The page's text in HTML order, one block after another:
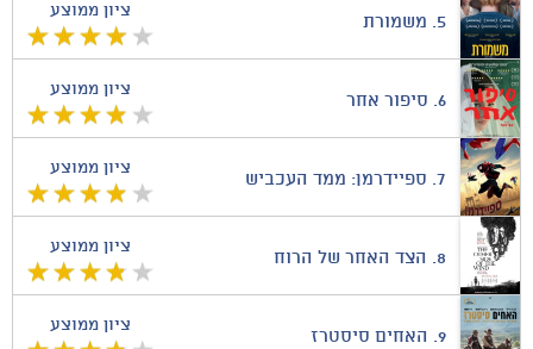
ציון ממוצע
5. משמורת
ציון ממוצע
6. סיפור אחר
ציון ממוצע
7. ספיידרמן: ממד העכביש
ציון ממוצע
8. הצד האחר של הרוח
ציון ממוצע
9. האחים סיסטרז